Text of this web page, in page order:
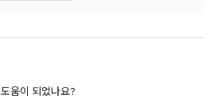
도움이 되었나요?